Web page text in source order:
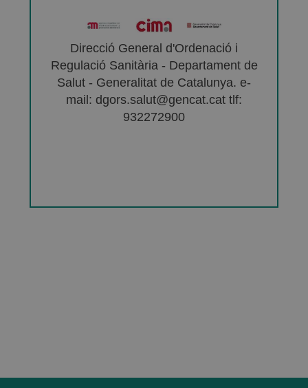
Direcció General d'Ordenació i
Regulació Sanitària - Departament de
Salut - Generalitat de Catalunya. e-
mail: dgors.salut@gencat.cat tlf:
932272900